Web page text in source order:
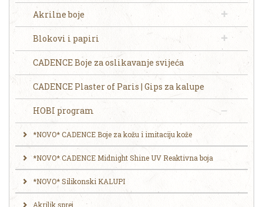
Akrilne boje
Blokovi i papiri
CADENCE Boje za oslikavanje svijeća
CADENCE Plaster of Paris | Gips za kalupe
HOBI program
*NOVO* CADENCE Boje za kožu i imitaciju kože
*NOVO* CADENCE Midnight Shine UV Reaktivna boja
*NOVO* Silikonski KALUPI
Akrilik sprej